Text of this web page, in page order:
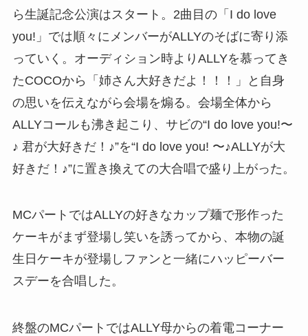
ら生誕記念公演はスタート。2曲目の「I do love
you!」では順々にメンバーがALLYのそばに寄り添
っていく。オーディション時よりALLYを慕ってき
たCOCOから「姉さん大好きだよ！！！」と自身
の思いを伝えながら会場を煽る。会場全体から
ALLYコールも沸き起こり、サビの“I do love you!〜
♪ 君が大好きだ！♪”を“I do love you! 〜♪ALLYが大
好きだ！♪”に置き換えての大合唱で盛り上がった。
MCパートではALLYの好きなカップ麺で形作った
ケーキがまず登場し笑いを誘ってから、本物の誕
生日ケーキが登場しファンと一緒にハッピーバー
スデーを合唱した。
終盤のMCパートではALLY母からの着電コーナー